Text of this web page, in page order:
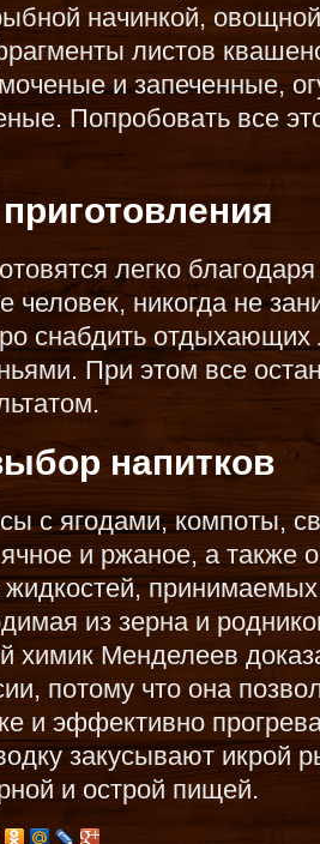
начинкой,
листов
и запеченные,
Попробовать все
легко
человек, никогда не
снабдить
При этом все
напитков
с ягодами, компоты,
и ржаное, а также
жидкостей,
из зерна и
химик Менделеев
потому что она
и эффективно
закусывают икрой
и острой пищей.